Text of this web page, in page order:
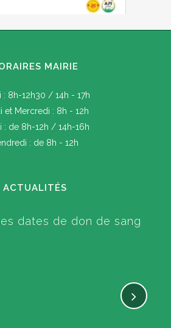
MAIRIE
: 8h-12h30 / 14h - 17h
et Mercredi : 8h - 12h
: de 8h-12h / 14h-16h
: de 8h - 12h
ACTUALITÉS
dates de don de sang